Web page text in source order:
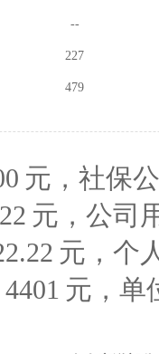
--
227
479
元，社保
元，公司
元，个
4401 元，单